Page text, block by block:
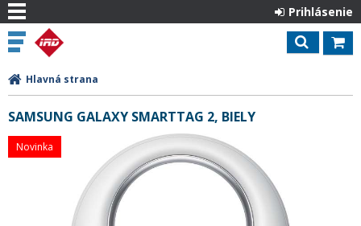
Prihlásenie
Hlavná strana
SAMSUNG GALAXY SMARTTAG 2, BIELY
Novinka